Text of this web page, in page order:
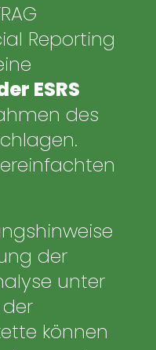
Reporting
ESRS
des
der
unter
können